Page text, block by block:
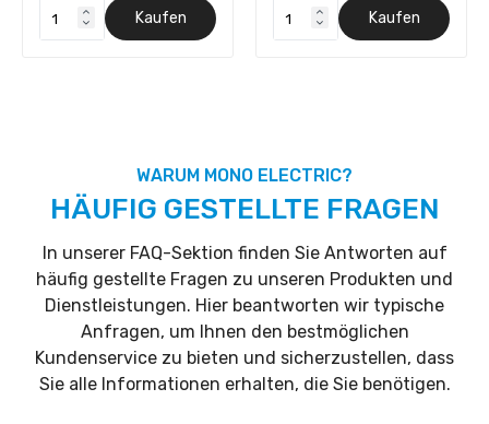
Kaufen Kaufen
WARUM MONO ELECTRIC?
HÄUFIG GESTELLTE FRAGEN
In unserer FAQ-Sektion finden Sie Antworten auf
häufig gestellte Fragen zu unseren Produkten und
Dienstleistungen. Hier beantworten wir typische
Anfragen, um Ihnen den bestmöglichen
Kundenservice zu bieten und sicherzustellen, dass
Sie alle Informationen erhalten, die Sie benötigen.